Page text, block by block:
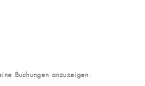
Buchungen anzuzeigen.